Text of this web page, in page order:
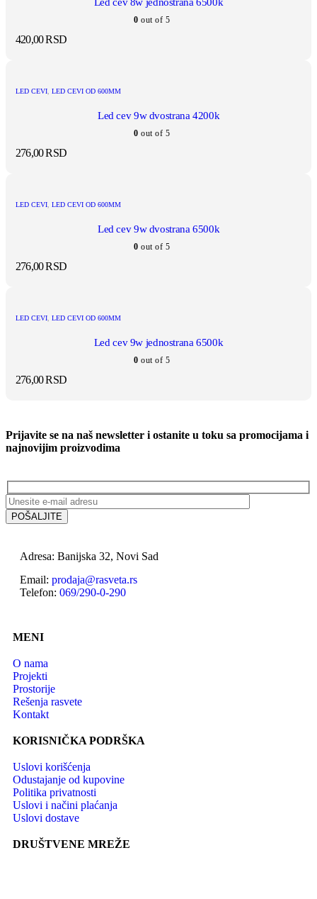
Led cev 8w jednostrana 6500k
0 out of 5
420,00RSD
LED CEVI, LED CEVI OD 600MM
Led cev 9w dvostrana 4200k
0 out of 5
276,00RSD
LED CEVI, LED CEVI OD 600MM
Led cev 9w dvostrana 6500k
0 out of 5
276,00RSD
LED CEVI, LED CEVI OD 600MM
Led cev 9w jednostrana 6500k
0 out of 5
276,00RSD
Prijavite se na naš newsletter i ostanite u toku sa promocijama i
najnovijim proizvodima
Adresa: Banijska 32, Novi Sad
Email: prodaja@rasveta.rs
Telefon: 069/290-0-290
MENI
O nama
Projekti
Prostorije
Rešenja rasvete
Kontakt
KORISNIČKA PODRŠKA
Uslovi korišćenja
Odustajanje od kupovine
Politika privatnosti
Uslovi i načini plaćanja
Uslovi dostave
DRUŠTVENE MREŽE